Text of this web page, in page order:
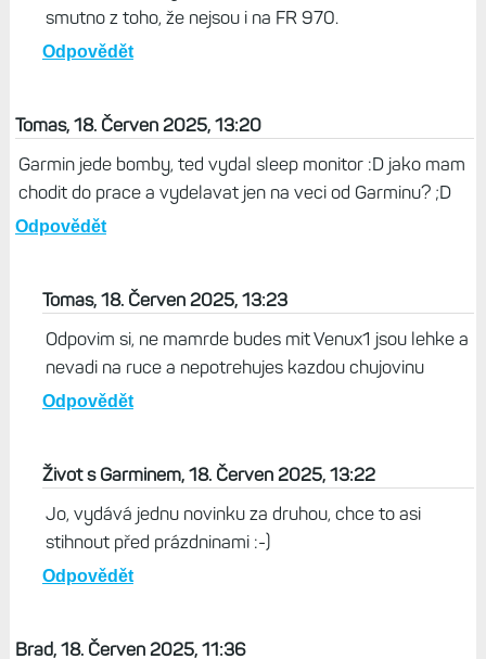
smutno z toho, že nejsou i na FR 970.
Odpovědět
Tomas, 18. Červen 2025, 13:20
Garmin jede bomby, ted vydal sleep monitor :D jako mam
chodit do prace a vydelavat jen na veci od Garminu? ;D
Odpovědět
Tomas, 18. Červen 2025, 13:23
Odpovim si, ne mamrde budes mit Venux1 jsou lehke a
nevadi na ruce a nepotrehujes kazdou chujovinu
Odpovědět
Život s Garminem, 18. Červen 2025, 13:22
Jo, vydává jednu novinku za druhou, chce to asi
stihnout před prázdninami :-)
Odpovědět
Brad, 18. Červen 2025, 11:36